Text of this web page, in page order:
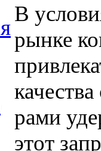
В
рынке
рами
этот